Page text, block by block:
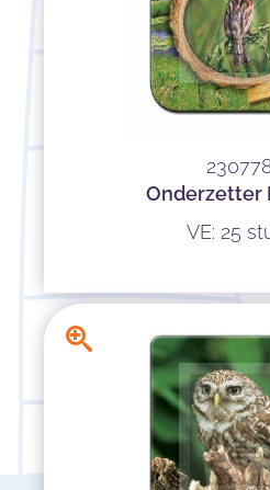
Onderzetter
VE: 25